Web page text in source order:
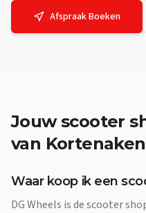
Afspraak Boeken
Jouwscooter
van Kortenaken
Waar koop ik een
DG Wheels is de scooter